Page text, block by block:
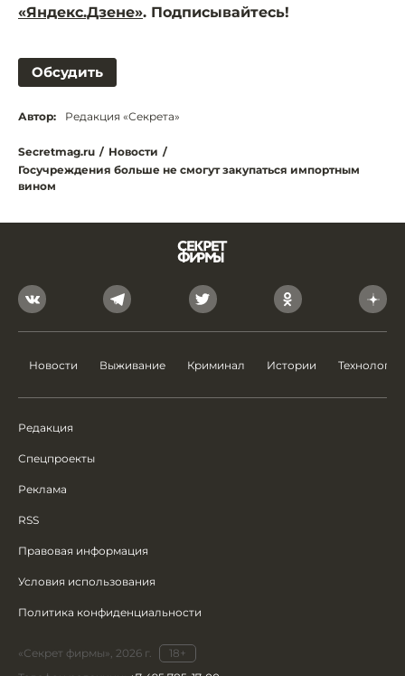
«Яндекс.Дзене». Подписывайтесь!
Обсудить
Автор: Редакция «Секрета»
Secretmag.ru / Новости /
Госучреждения больше не смогут закупаться импортным
вином
Новости Выживание Криминал Истории Технологии
Редакция
Спецпроекты
Реклама
RSS
Правовая информация
Условия использования
Политика конфиденциальности
«Секрет фирмы», 2026 г.
18+